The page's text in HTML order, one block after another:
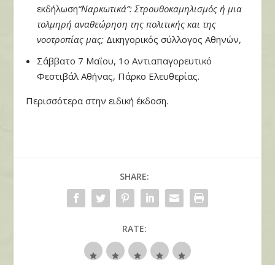
εκδήλωση“Ναρκωτικά”: Στρουθοκαμηλισμός ή μια
τολμηρή αναθεώρηση της πολιτικής και της
νοοτροπίας μας;Δικηγορικός σύλλογος Αθηνών,
Σάββατο 7 Μαΐου, 1ο Αντιαπαγορευτικό
Φεστιβάλ Αθήνας, Πάρκο Ελευθερίας.
Περισσότερα στην ειδική έκδοση.
SHARE:
RATE: